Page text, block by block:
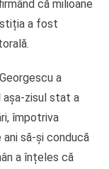
că milioane
a fost
a
așa-zisul stat a
împotriva
ani să-și conducă
a înțeles că